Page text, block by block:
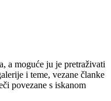
a moguće ju je pretraživati
i teme, vezane članke
povezane s iskanom